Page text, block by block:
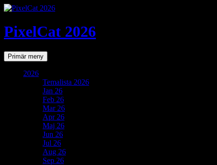
PixelCat 2026
SökPrimär meny Gå
till
2026
Temalista 2026
Jan 26
Feb 26
Mar 26
Apr 26
Maj 26
Jun 26
Jul 26
Aug 26
Sep 26